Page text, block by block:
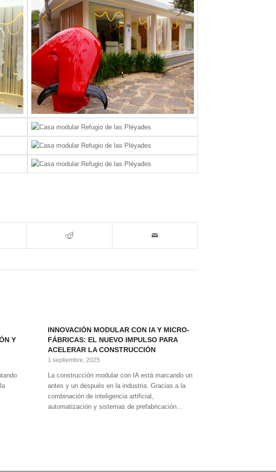
Y
INNOVACIÓN MODULAR CON IA Y MICRO-
FÁBRICAS: EL NUEVO IMPULSO PARA
ACELERAR LA CONSTRUCCIÓN
1 septiembre, 2025
La construcción modular con IA está marcando un
antes y un después en la industria. Gracias a la
combinación de inteligencia artificial,
automatización y sistemas de prefabricación...